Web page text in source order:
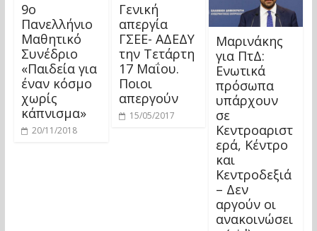
9ο
Πανελλήνιο
Μαθητικό
Συνέδριο
«Παιδεία για
έναν κόσμο
χωρίς
κάπνισμα»
20/11/2018
Γενική
απεργία
ΓΣΕΕ- ΑΔΕΔΥ
την Τετάρτη
17 Μαΐου.
Ποιοι
απεργούν
15/05/2017
Μαρινάκης
για ΠτΔ:
Ενωτικά
πρόσωπα
υπάρχουν
σε
Κεντροαριστ
ερά, Κέντρο
και
Κεντροδεξιά
– Δεν
αργούν οι
ανακοινώσει